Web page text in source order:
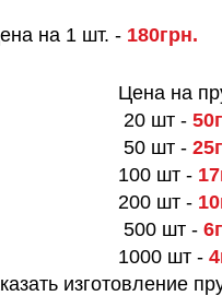
на 1 шт. - 180грн.
Цена на
20 шт -
50 шт -
100 шт -
200 шт -
500 шт -
1000 шт -
изготовление